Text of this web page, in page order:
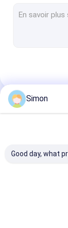
Système
Nos Catégories
Simon
Good day, what